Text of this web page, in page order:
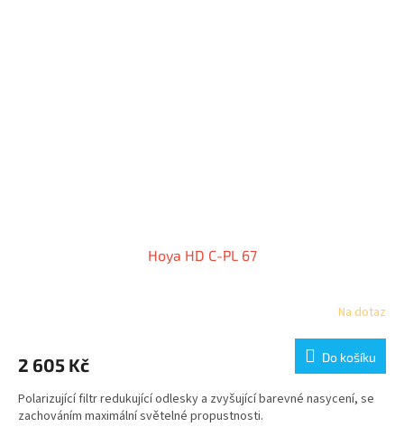
Hoya HD C-PL 67
Na dotaz
2 605 Kč Do košíku
Polarizující filtr redukující odlesky a zvyšující barevné nasycení, se
zachováním maximální světelné propustnosti.